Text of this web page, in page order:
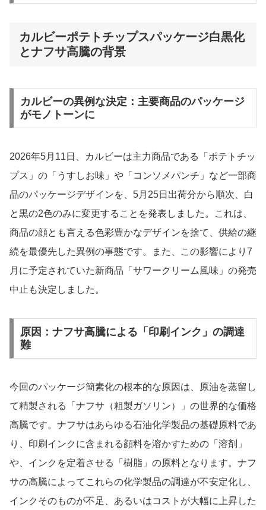
カルビーポテトチップスパッケージ白黒化
とナフサ高騰の背景
カルビーの異例な決定：主要商品のパッケージ
がモノトーンに
2026年5月11日、カルビーは主力商品である「ポテトチッ
プス」の「うすしお味」や「コンソメパンチ」など一部商
品のパッケージデザインを、5月25日出荷分から順次、白
と黒の2色のみに変更することを発表しました。これは、
商品の顔とも言える色彩豊かなデザインを捨て、供給の継
続を最優先した異例の事態です。また、この影響により7
月に予定されていた新商品「サワークリーム風味」の発売
中止も決定しました。
原因：ナフサ高騰による「印刷インク」の調達
難
今回のパッケージ簡素化の根本的な原因は、原油を蒸留し
て精製される「ナフサ（粗製ガソリン）」の世界的な価格
高騰です。ナフサはあらゆる石油化学製品の基礎原料であ
り、印刷インクに含まれる顔料を溶かすための「溶剤」
や、インクを定着させる「樹脂」の原料となります。ナフ
サの高騰によってこれらの化学製品の調達が不安定化し、
インクそのものが不足、あるいはコストが大幅に上昇した